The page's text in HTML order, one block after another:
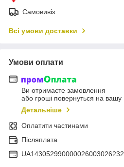
Самовивіз
Всі умови доставки
Умови оплати
Ви отримаєте замовлення
або гроші повернуться на вашу
Детальніше
Оплатити частинами
Післяплата